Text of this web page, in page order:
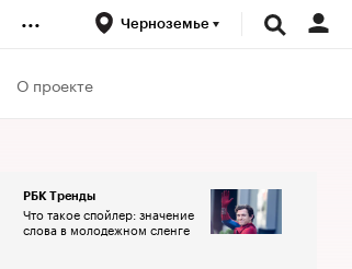
... Черноземье
О проекте
РБК Тренды
Что такое спойлер: значение
слова в молодежном сленге